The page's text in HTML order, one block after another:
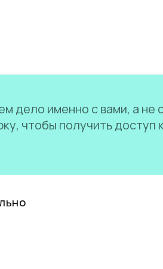
дело именно с вами, а не
чтобы получить доступ